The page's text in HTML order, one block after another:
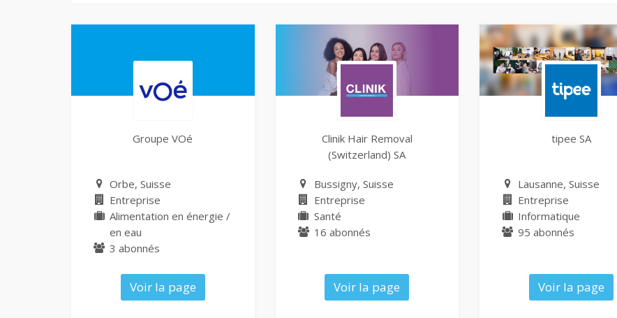
Groupe VOé
Orbe, Suisse
Entreprise
Alimentation en énergie /
en eau
3 abonnés
Voir la page
Clinik Hair Removal
(Switzerland) SA
Bussigny, Suisse
Entreprise
Santé
16 abonnés
Voir la page
tipee SA
Lausanne, Suisse
Entreprise
Informatique
95 abonnés
Voir la page